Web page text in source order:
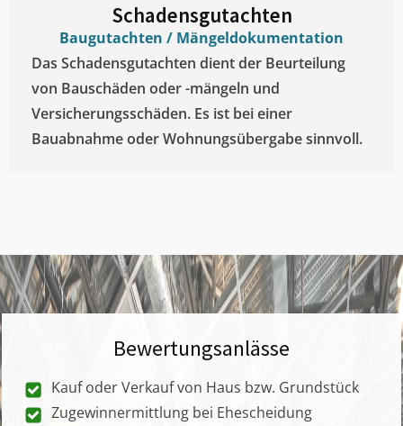
Schadensgutachten
Baugutachten / Mängeldokumentation
Das Schadensgutachten dient der Beurteilung
von Bauschäden oder -mängeln und
Versicherungsschäden. Es ist bei einer
Bauabnahme oder Wohnungsübergabe sinnvoll.
Bewertungsanlässe
Kauf oder Verkauf von Haus bzw. Grundstück
Zugewinnermittlung bei Ehescheidung